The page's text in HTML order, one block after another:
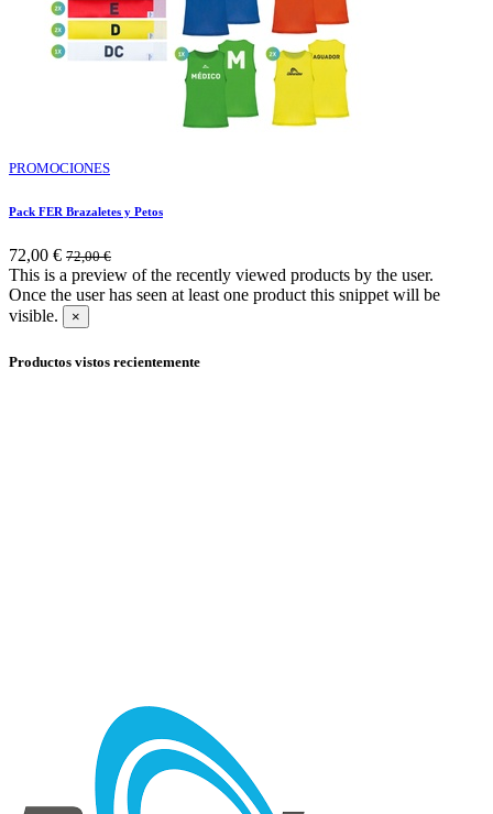
PROMOCIONES
Pack FER Brazaletes y Petos
72,00 € 72,00€
This is a preview of the recently viewed products by the user.
Once the user has seen at least one product this snippet will be
visible.
×
Productos vistos recientemente